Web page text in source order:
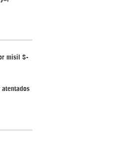
misil S-
atentados